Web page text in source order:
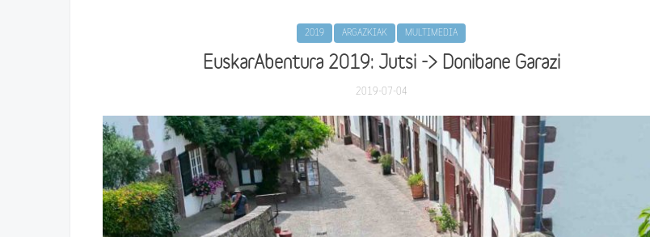
2019 ARGAZKIAK MULTIMEDIA
EuskarAbentura 2019: Jutsi -> Donibane Garazi
2019-07-04